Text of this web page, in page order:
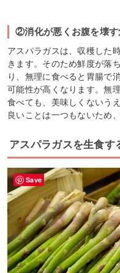
②消化が悪くお腹を壊す
アスパラガスは、収穫した
きます。そのため鮮度が落
り、無理に食べると胃腸で
可能性が高くなります。無
食べても、美味しくないう
良いことは一つもないため
アスパラガスを生食す
Save